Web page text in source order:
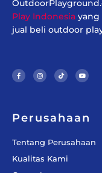
Play Indonesia yang
jual beli outdoor
c
e
b
f
s
t
a
k
t
o
u
t
u
Perusahaan
Tentang Perusahaan
Kualitas Kami